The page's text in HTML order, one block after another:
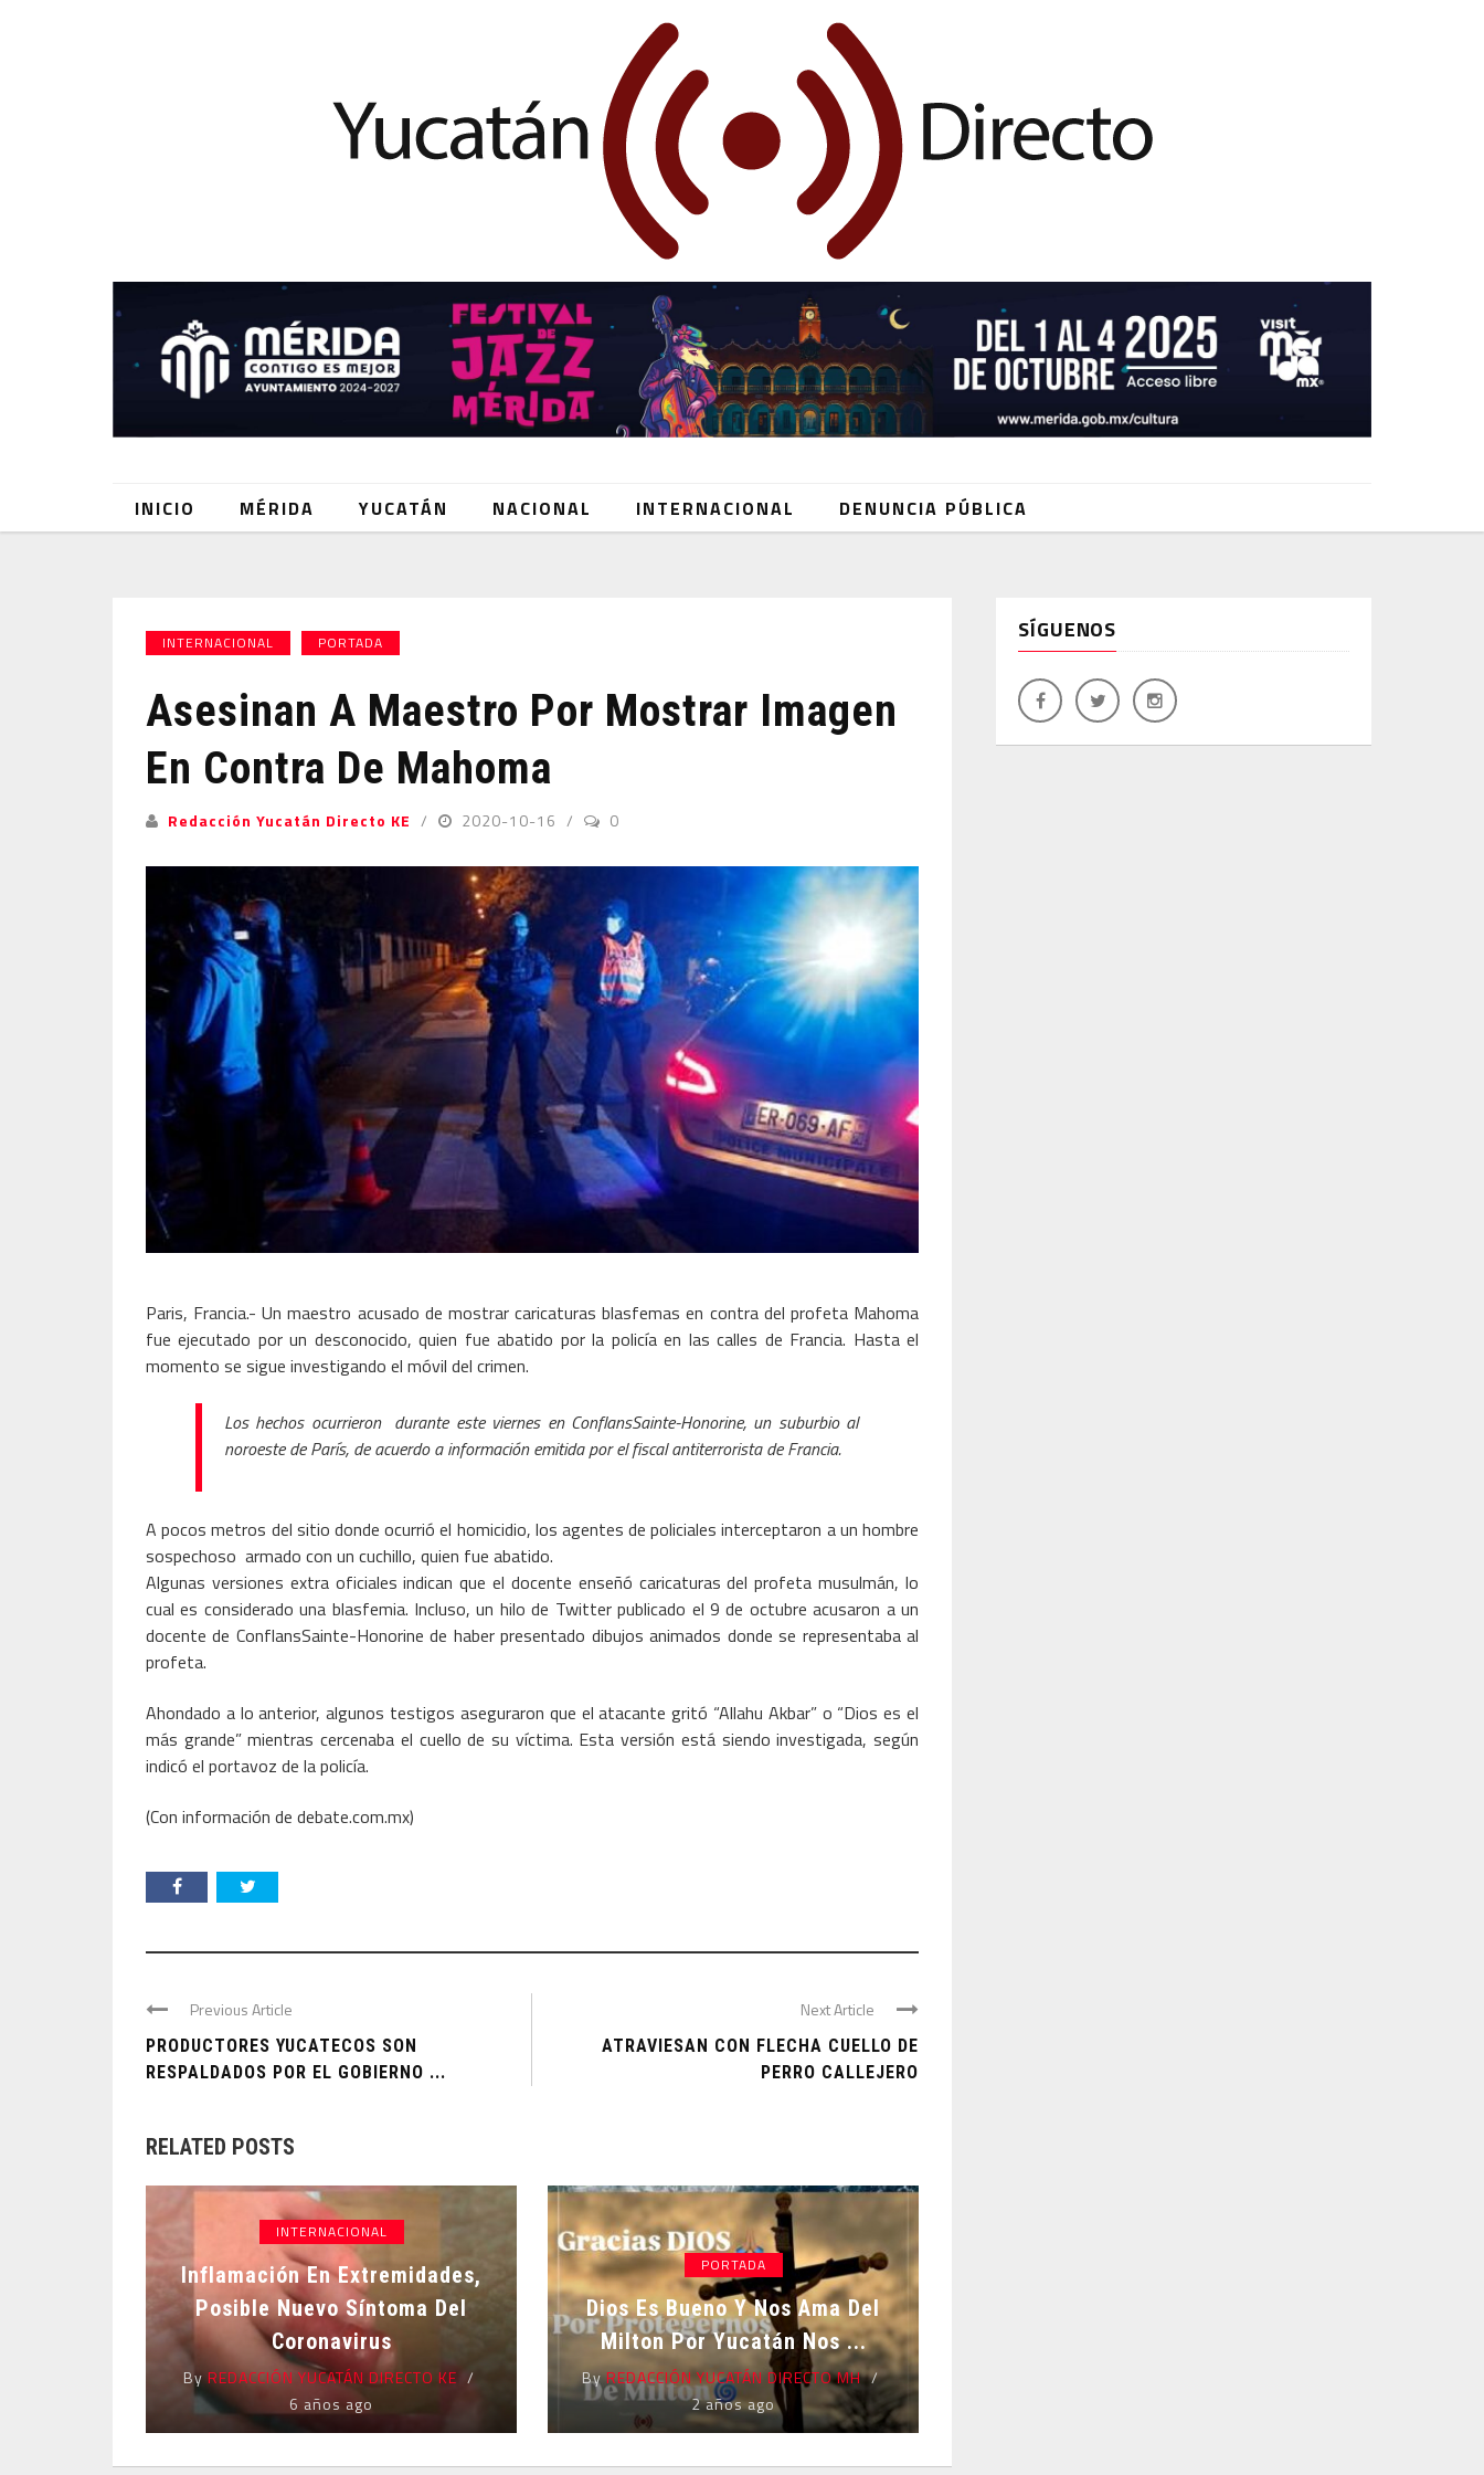
INICIO MÉRIDA YUCATÁN NACIONAL INTERNACIONAL DENUNCIA PÚBLICA
INTERNACIONAL PORTADA
Asesinan A Maestro Por Mostrar Imagen
En Contra De Mahoma
Redacción Yucatán Directo KE 2020-10-16 0
Paris, Francia.- Un maestro acusado de mostrar caricaturas blasfemas en contra del profeta Mahoma
fue ejecutado por un desconocido, quien fue abatido por la policía en las calles de Francia. Hasta el
momento se sigue investigando el móvil del crimen.
Los hechos ocurrieron durante este viernes en ConflansSainte-Honorine, un suburbio al
noroeste de París, de acuerdo a información emitida por el fiscal antiterrorista de Francia.
A pocos metros del sitio donde ocurrió el homicidio, los agentes de policiales interceptaron a un hombre
sospechoso armado con un cuchillo, quien fue abatido.
Algunas versiones extra oficiales indican que el docente enseñó caricaturas del profeta musulmán, lo
cual es considerado una blasfemia. Incluso, un hilo de Twitter publicado el 9 de octubre acusaron a un
docente de ConflansSainte-Honorine de haber presentado dibujos animados donde se representaba al
profeta.
Ahondado a lo anterior, algunos testigos aseguraron que el atacante gritó “Allahu Akbar” o “Dios es el
más grande” mientras cercenaba el cuello de su víctima. Esta versión está siendo investigada, según
indicó el portavoz de la policía.
(Con información de debate.com.mx)
Previous Article
PRODUCTORES YUCATECOS SON
RESPALDADOS POR EL GOBIERNO ...
Next Article
ATRAVIESAN CON FLECHA CUELLO DE
PERRO CALLEJERO
RELATED POSTS
INTERNACIONAL
Inflamación En Extremidades,
Posible Nuevo Síntoma Del
Coronavirus
ByREDACCIÓN YUCATÁN DIRECTO KE
6 años ago
PORTADA
Dios Es Bueno Y Nos Ama Del
Milton Por Yucatán Nos ...
ByREDACCIÓN YUCATÁN DIRECTO MH
2 años ago
SÍGUENOS